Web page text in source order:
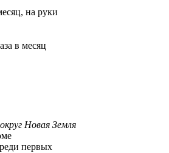
на руки
в месяц
Новая Земля
первых